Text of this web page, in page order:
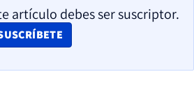
artículo debes ser suscriptor.
IN NEW WINDOW